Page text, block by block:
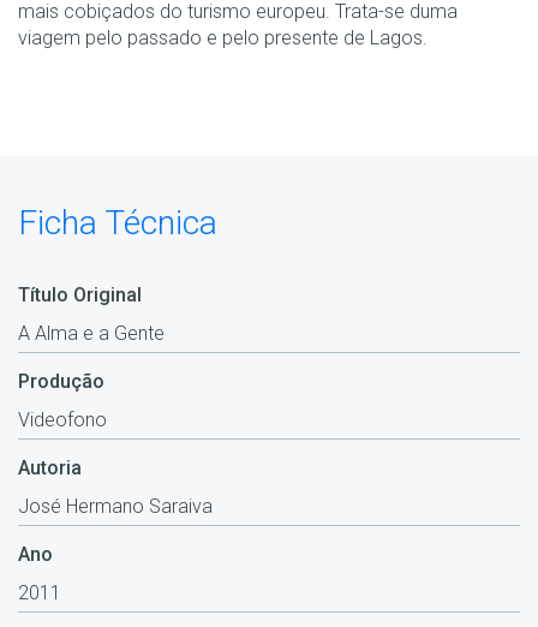
mais cobiçados do turismo europeu. Trata-se duma
viagem pelo passado e pelo presente de Lagos.
Ficha Técnica
Título Original
A Alma e a Gente
Produção
Videofono
Autoria
José Hermano Saraiva
Ano
2011